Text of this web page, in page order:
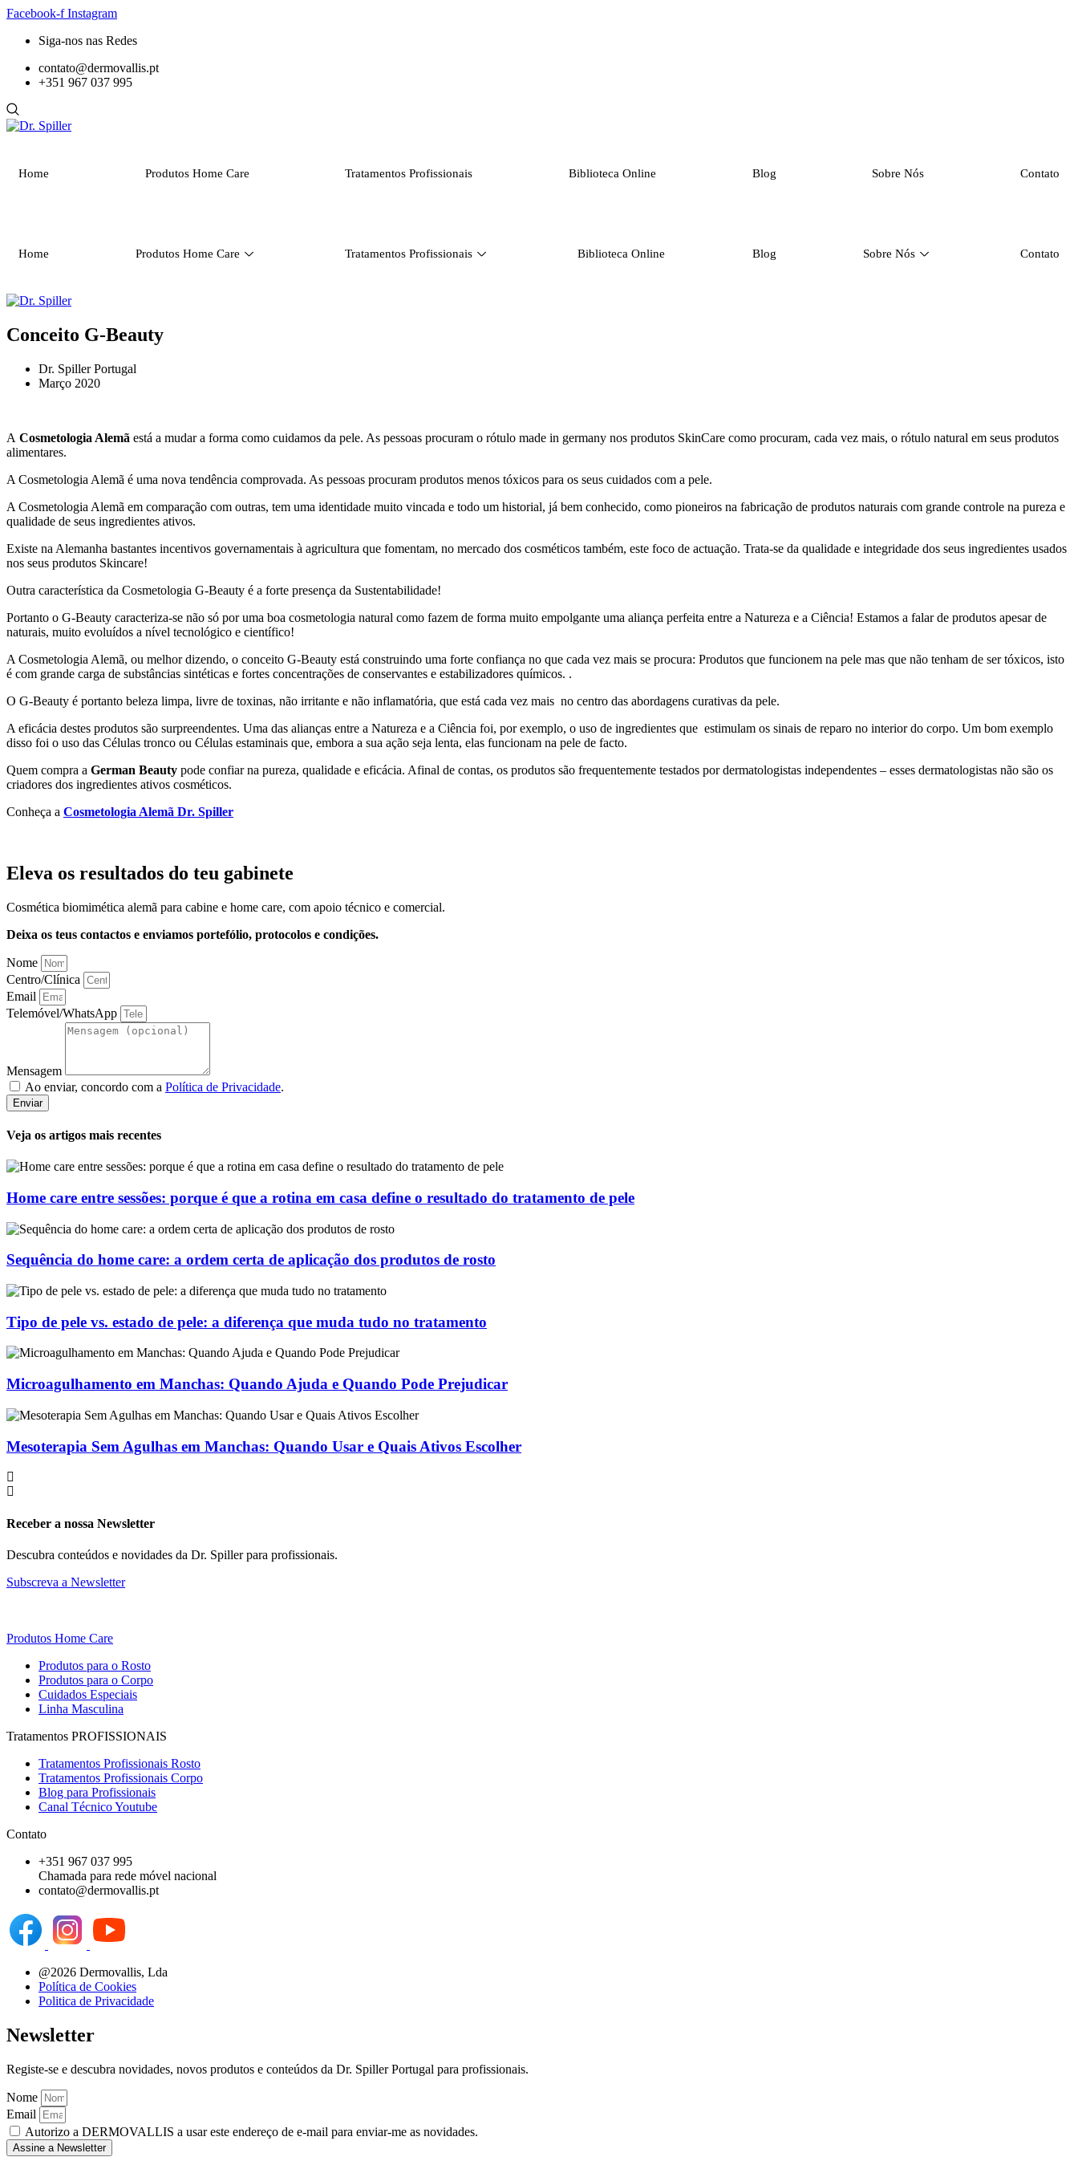
Pular
Facebook-f Instagram
Siga-nos nas Redes
contato@dermovallis.pt
+351 967 037 995
Home Produtos Home Care Tratamentos Profissionais Biblioteca Online Blog Sobre Nós Contato
Home Produtos Home Care Tratamentos Profissionais Biblioteca Online Blog Sobre Nós Contato
Conceito G-Beauty
Dr. Spiller Portugal
Março 2020
A Cosmetologia Alemã está a mudar a forma como cuidamos da pele. As pessoas procuram o rótulo made in germany nos produtos SkinCare como procuram, cada vez mais, o rótulo natural em seus produtos
alimentares.
A Cosmetologia Alemã é uma nova tendência comprovada. As pessoas procuram produtos menos tóxicos para os seus cuidados com a pele.
A Cosmetologia Alemã em comparação com outras, tem uma identidade muito vincada e todo um historial, já bem conhecido, como pioneiros na fabricação de produtos naturais com grande controle na pureza e
qualidade de seus ingredientes ativos.
Existe na Alemanha bastantes incentivos governamentais à agricultura que fomentam, no mercado dos cosméticos também, este foco de actuação. Trata-se da qualidade e integridade dos seus ingredientes usados
nos seus produtos Skincare!
Outra característica da Cosmetologia G-Beauty é a forte presença da Sustentabilidade!
Portanto o G-Beauty caracteriza-se não só por uma boa cosmetologia natural como fazem de forma muito empolgante uma aliança perfeita entre a Natureza e a Ciência! Estamos a falar de produtos apesar de
naturais, muito evoluídos a nível tecnológico e científico!
A Cosmetologia Alemã, ou melhor dizendo, o conceito G-Beauty está construindo uma forte confiança no que cada vez mais se procura: Produtos que funcionem na pele mas que não tenham de ser tóxicos, isto
é com grande carga de substâncias sintéticas e fortes concentrações de conservantes e estabilizadores químicos. .
O G-Beauty é portanto beleza limpa, livre de toxinas, não irritante e não inflamatória, que está cada vez mais no centro das abordagens curativas da pele.
A eficácia destes produtos são surpreendentes. Uma das alianças entre a Natureza e a Ciência foi, por exemplo, o uso de ingredientes que estimulam os sinais de reparo no interior do corpo. Um bom exemplo
disso foi o uso das Células tronco ou Células estaminais que, embora a sua ação seja lenta, elas funcionam na pele de facto.
Quem compra a German Beauty pode confiar na pureza, qualidade e eficácia. Afinal de contas, os produtos são frequentemente testados por dermatologistas independentes – esses dermatologistas não são os
criadores dos ingredientes ativos cosméticos.
Conheça a Cosmetologia Alemã Dr. Spiller
Eleva os resultados do teu gabinete
Cosmética biomimética alemã para cabine e home care, com apoio técnico e comercial.
Deixa os teus contactos e enviamos portefólio, protocolos e condições.
Nome
Centro/Clínica
Email
Telemóvel/WhatsApp
Mensagem
Ao enviar, concordo com a Política de Privacidade.
Enviar
Veja os artigos mais recentes
Home care entre sessões: porque é que a rotina em casa define o resultado do tratamento de pele
Sequência do home care: a ordem certa de aplicação dos produtos de rosto
Tipo de pele vs. estado de pele: a diferença que muda tudo no tratamento
Microagulhamento em Manchas: Quando Ajuda e Quando Pode Prejudicar
Mesoterapia Sem Agulhas em Manchas: Quando Usar e Quais Ativos Escolher
Receber a nossa Newsletter
Descubra conteúdos e novidades da Dr. Spiller para profissionais.
Subscreva a Newsletter
Produtos Home Care
Produtos para o Rosto
Produtos para o Corpo
Cuidados Especiais
Linha Masculina
Tratamentos PROFISSIONAIS
Tratamentos Profissionais Rosto
Tratamentos Profissionais Corpo
Blog para Profissionais
Canal Técnico Youtube
Contato
+351 967 037 995
Chamada para rede móvel nacional
contato@dermovallis.pt
@2026 Dermovallis, Lda
Política de Cookies
Politica de Privacidade
Newsletter
Registe-se e descubra novidades, novos produtos e conteúdos da Dr. Spiller Portugal para profissionais.
Nome
Email
Autorizo ​​a DERMOVALLIS a usar este endereço de e-mail para enviar-me as novidades.
Assine a Newsletter